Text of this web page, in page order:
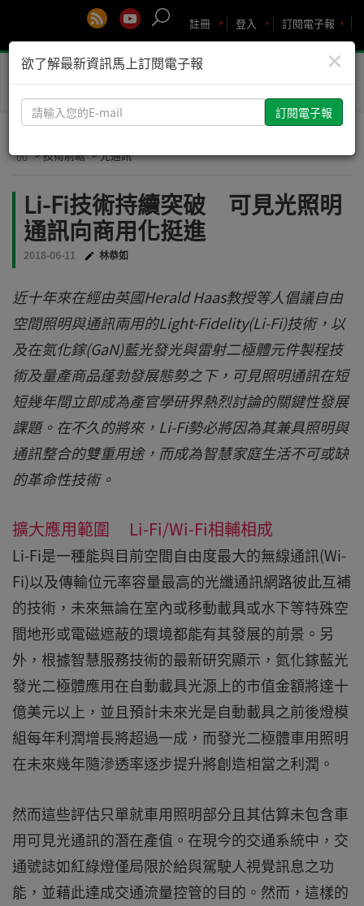
訂閱電子報
登入
註冊
Toggle
> 技術前瞻 > 光通訊
Li-Fi技術持續突破 可見光照明
通訊向商用化挺進
2018-06-11 林恭如
近十年來在經由英國Herald Haas教授等人倡議自由
空間照明與通訊兩用的Light-Fidelity(Li-Fi)技術，以
及在氮化鎵(GaN)藍光發光與雷射二極體元件製程技
術及量產商品蓬勃發展態勢之下，可見照明通訊在短
短幾年間立即成為產官學研界熱烈討論的關鍵性發展
課題。在不久的將來，Li-Fi勢必將因為其兼具照明與
通訊整合的雙重用途，而成為智慧家庭生活不可或缺
的革命性技術。
擴大應用範圍 Li-Fi/Wi-Fi相輔相成
Li-Fi是一種能與目前空間自由度最大的無線通訊(Wi-
Fi)以及傳輸位元率容量最高的光纖通訊網路彼此互補
的技術，未來無論在室內或移動載具或水下等特殊空
間地形或電磁遮蔽的環境都能有其發展的前景。另
外，根據智慧服務技術的最新研究顯示，氮化鎵藍光
發光二極體應用在自動載具光源上的市值金額將達十
億美元以上，並且預計未來光是自動載具之前後燈模
組每年利潤增長將超過一成，而發光二極體車用照明
在未來幾年隨滲透率逐步提升將創造相當之利潤。
然而這些評估只單就車用照明部分且其估算未包含車
用可見光通訊的潛在產值。在現今的交通系統中，交
通號誌如紅綠燈僅局限於給與駕駛人視覺訊息之功
能，並藉此達成交通流量控管的目的。然而，這樣的
×
欲了解最新資訊馬上訂閱電子報
請
輸
您
mail